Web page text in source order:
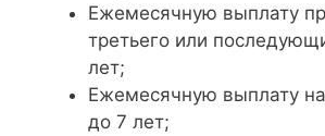
Ежемесячную выплату
третьего или
лет;
Ежемесячную выплату
до 7 лет;